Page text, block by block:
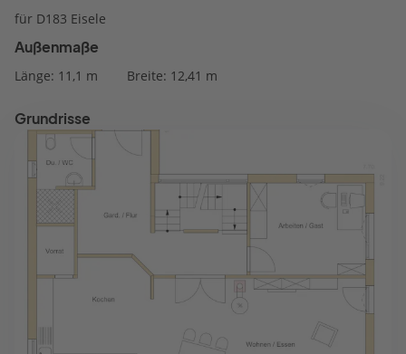
für D183 Eisele
Außenmaße
Länge: 11,1 m Breite: 12,41 m
Grundrisse